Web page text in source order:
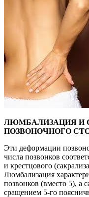
ЛЮМБАЛИЗАЦИЯ И
ПОЗВОНОЧНОГО
Эти деформации
числа позвонков
и крестцового
Люмбализация
позвонков (вместо 5), а
сращением 5-го